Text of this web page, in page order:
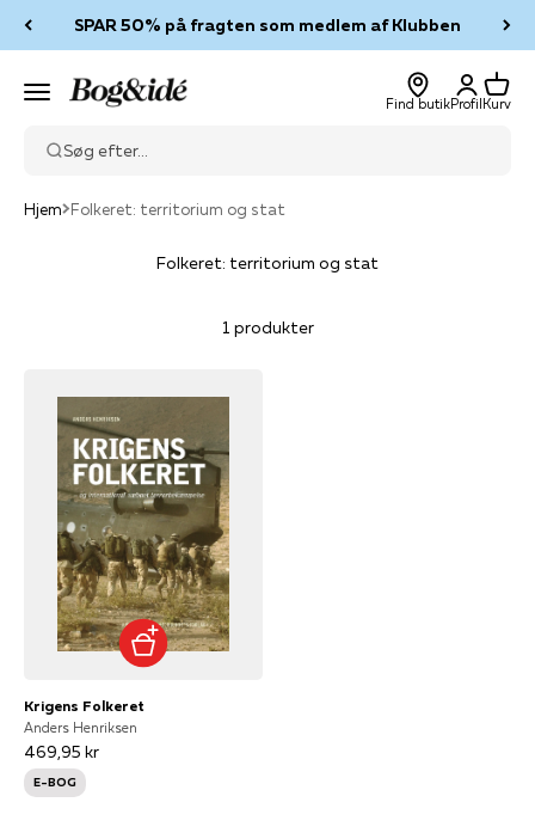
SPAR 50% på fragten som medlem af Klubben
Menu Bog & idé
Find butik
Log ind
Profil
Kurv
Kurv
Søg efter...
Hjem Folkeret: territorium og stat
Folkeret: territorium og stat
1 produkter
Krigens Folkeret
Anders Henriksen
469,95 kr
E-BOG